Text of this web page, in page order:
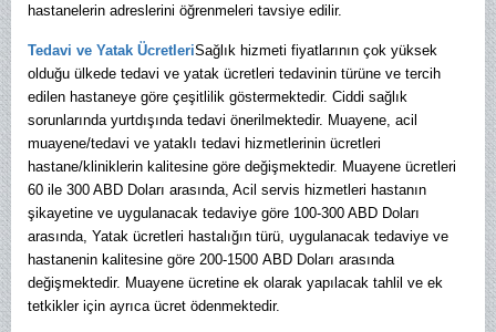
hastanelerin adreslerini öğrenmeleri tavsiye edilir.
Tedavi ve Yatak ÜcretleriSağlık hizmeti fiyatlarının çok yüksek
olduğu ülkede tedavi ve yatak ücretleri tedavinin türüne ve tercih
edilen hastaneye göre çeşitlilik göstermektedir. Ciddi sağlık
sorunlarında yurtdışında tedavi önerilmektedir. Muayene, acil
muayene/tedavi ve yataklı tedavi hizmetlerinin ücretleri
hastane/kliniklerin kalitesine göre değişmektedir. Muayene ücretleri
60 ile 300 ABD Doları arasında, Acil servis hizmetleri hastanın
şikayetine ve uygulanacak tedaviye göre 100-300 ABD Doları
arasında, Yatak ücretleri hastalığın türü, uygulanacak tedaviye ve
hastanenin kalitesine göre 200-1500 ABD Doları arasında
değişmektedir. Muayene ücretine ek olarak yapılacak tahlil ve ek
tetkikler için ayrıca ücret ödenmektedir.